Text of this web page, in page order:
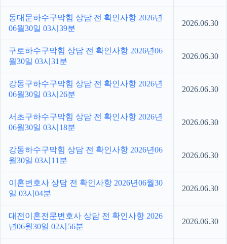
동대문하수구막힘 상담 전 확인사항 2026년
06월30일 03시39분
2026.06.30
구로하수구막힘 상담 전 확인사항 2026년06
월30일 03시31분
2026.06.30
강동구하수구막힘 상담 전 확인사항 2026년
06월30일 03시26분
2026.06.30
서초구하수구막힘 상담 전 확인사항 2026년
06월30일 03시18분
2026.06.30
강동하수구막힘 상담 전 확인사항 2026년06
월30일 03시11분
2026.06.30
이혼변호사 상담 전 확인사항 2026년06월30
일 03시04분
2026.06.30
대전이혼전문변호사 상담 전 확인사항 2026
년06월30일 02시56분
2026.06.30